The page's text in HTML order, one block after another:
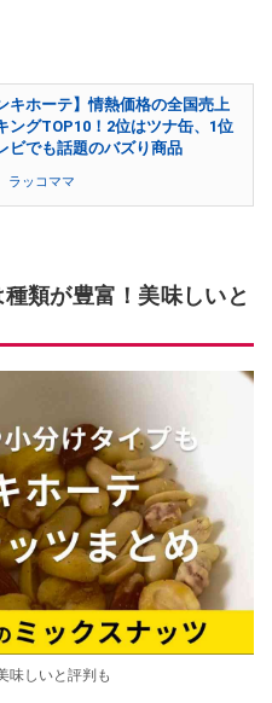
キホーテ】情熱価格の全国売上
ングTOP10！2位はツナ缶、1位
ビでも話題のバズり商品
ラッコママ
類が豊富！美味しいと
味しいと評判も